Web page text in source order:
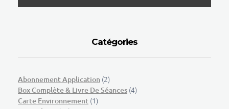
Catégories
Abonnement Application (2)
Box Complète & Livre De Séances (4)
Carte Environnement (1)